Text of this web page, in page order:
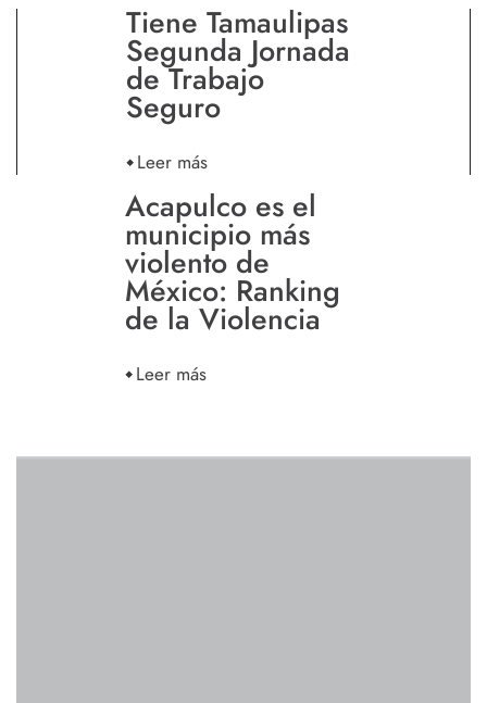
Tiene Tamaulipas
Segunda Jornada
de Trabajo
Seguro
Leer más
Acapulco es el
municipio más
violento de
México: Ranking
de la Violencia
Leer más